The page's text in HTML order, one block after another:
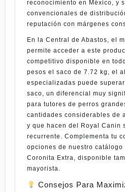
reconocimiento en México, y
convencionales de
reputación con márgenes
En la Central de Abastos, el
permite acceder a este
competitivo disponible en
pesos el saco de 7.72 kg, el
especializadas puede
saco, un diferencial muy
para tutores de perros
cantidades considerables de
y que hacen del Royal Canin
recurrente. Complementa tu
opciones de nuestro catálogo
Coronita Extra, disponible
mayorista.
Consejos Para